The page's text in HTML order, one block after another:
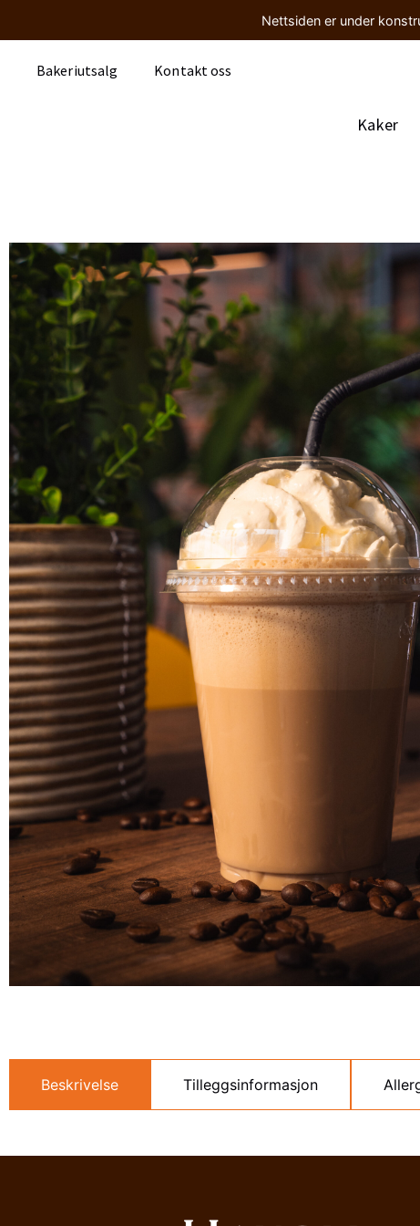
Nettsiden er under
Bakeriutsalg Kontakt oss
Kaker
Beskrivelse Tilleggsinformasjon